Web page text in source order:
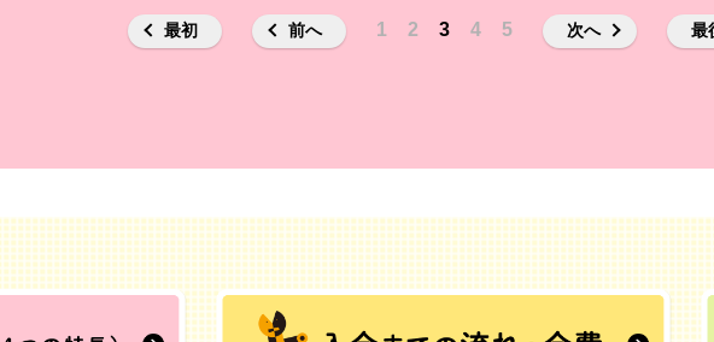
最初 前へ 1 2 3 4 5 次へ 最